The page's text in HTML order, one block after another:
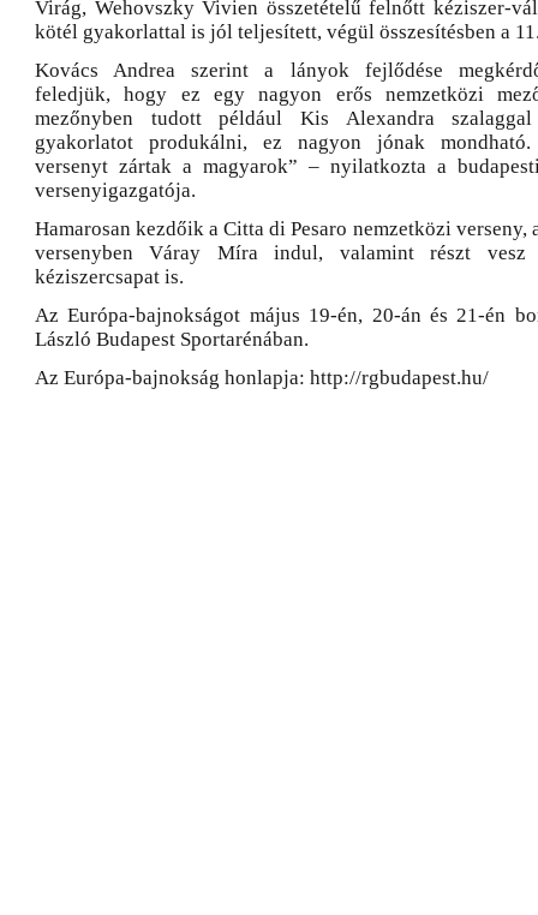
Virág, Wehovszky Vivien összetételű felnőtt kéziszer-
kötél gyakorlattal is jól teljesített, végül összesítésben a
Kovács Andrea szerint a lányok fejlődése
feledjük, hogy ez egy nagyon erős nemzetközi
mezőnyben tudott például Kis Alexandra
gyakorlatot produkálni, ez nagyon jónak mondható.
versenyt zártak a magyarok” – nyilatkozta a
versenyigazgatója.
Hamarosan kezdőik a Citta di Pesaro nemzetközi
versenyben Váray Míra indul, valamint részt
kéziszercsapat is.
Az Európa-bajnokságot május 19-én, 20-án és 21-én
László Budapest Sportarénában.
Az Európa-bajnokság honlapja: http://rgbudapest.hu/